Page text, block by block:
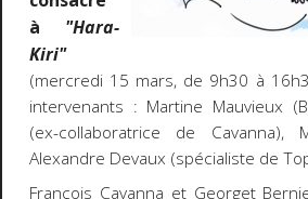
à "Hara-
Kiri"
(mercredi 15 mars, de 9h30 à
intervenants : Martine Mauvieux
(ex-collaboratrice de Cavanna),
Alexandre Devaux (spécialiste de
François Cavanna et Georget